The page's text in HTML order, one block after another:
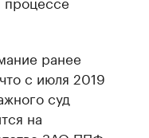
ранее
с июля 2019
суд
на